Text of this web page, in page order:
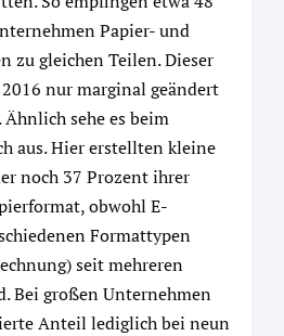
Papier- und
zu gleichen Teilen. Dieser
nur marginal geändert
sehe es beim
aus. Hier erstellten kleine
noch 37 Prozent ihrer
obwohl E-
Formattypen
seit mehreren
Bei großen Unternehmen
Anteil lediglich bei neun